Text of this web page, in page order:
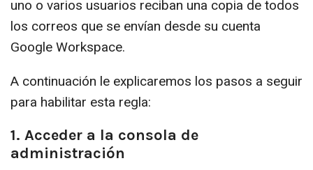
uno o varios usuarios reciban una copia de todos
los correos que se envían desde su cuenta
Google Workspace.
A continuación le explicaremos los pasos a seguir
para habilitar esta regla:
1. Acceder a la consola de
administración